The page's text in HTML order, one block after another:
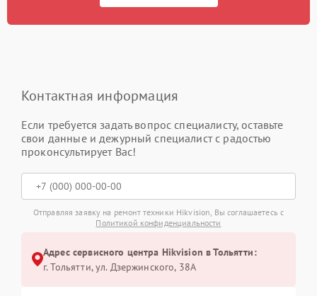
Контактная информация
Если требуется задать вопрос специалисту, оставьте
свои данные и дежурный специалист с радостью
проконсультирует Вас!
Отправляя заявку на ремонт техники Hikvision, Вы соглашаетесь с
Политикой конфиденциальности
Адрес сервисного центра Hikvision в Тольятти:
г. Тольятти, ул. Дзержинского, 38А